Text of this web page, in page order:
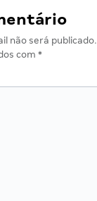
não será publicado.
com *